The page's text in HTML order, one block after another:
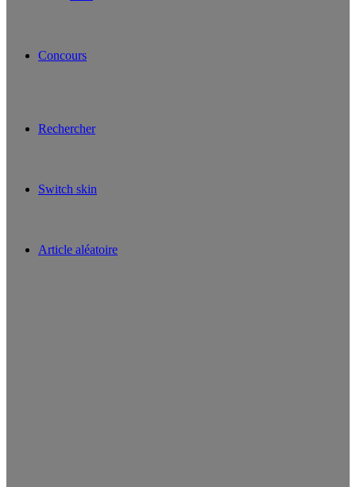
Concours
Rechercher
Switch skin
Article aléatoire